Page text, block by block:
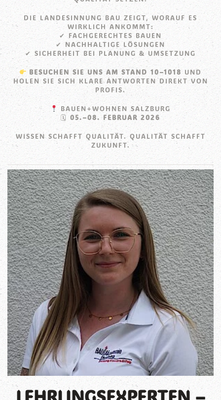
DIE LANDESINNUNG BAU ZEIGT, WORAUF ES
WIRKLICH ANKOMMT:
✔ FACHGERECHTES BAUEN
✔ NACHHALTIGE LÖSUNGEN
✔ SICHERHEIT BEI PLANUNG & UMSETZUNG
BESUCHEN SIE UNS AM STAND 10–1018 UND
HOLEN SIE SICH KLARE ANTWORTEN DIREKT VON
PROFIS.
BAUEN+WOHNEN SALZBURG
🗓 05.–08. FEBRUAR 2026
WISSEN SCHAFFT QUALITÄT. QUALITÄT SCHAFFT
ZUKUNFT.